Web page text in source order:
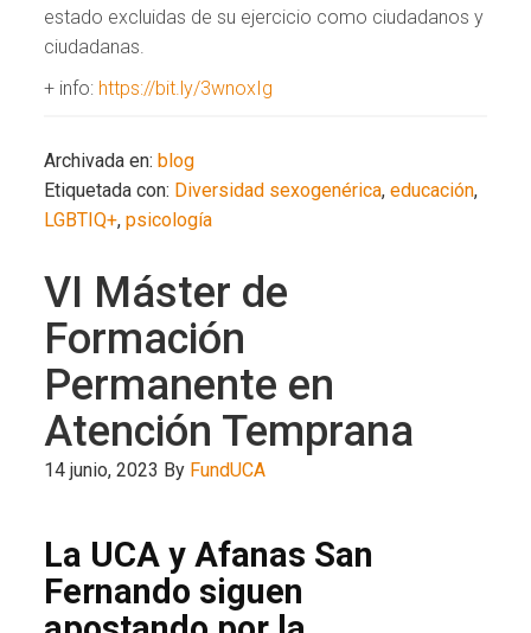
estado excluidas de su ejercicio como ciudadanos y
ciudadanas.
+ info: https://bit.ly/3wnoxIg
Archivada en:blog
Etiquetada con: Diversidad sexogenérica,educación,
LGBTIQ+,psicología
VI Máster de
Formación
Permanente en
Atención Temprana
14 junio, 2023 By FundUCA
La UCA y Afanas San
Fernando siguen